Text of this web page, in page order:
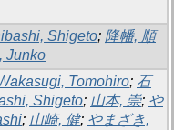
Shigeto; 降幡, 順
Junko
Tomohiro; 石
Shigeto; 山本, 崇; や
; 山崎, 健; やまざき,